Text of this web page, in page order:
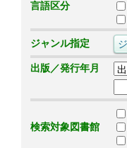
言語区分
ジャンル指定
出版／発行年月
検索対象図書館